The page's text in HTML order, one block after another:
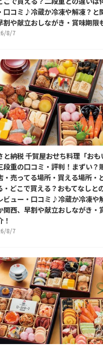
口コミ♪冷蔵か冷凍や解凍？と
割や献立おしながき・賞味期限
8/7
と納税 千賀屋おせち料理「おも
段重の口コミ・評判！まずい？
・売ってる場所・買える場所・
・どこで買える？おもてなしと
ビュー・口コミ♪冷蔵か冷凍や
関西、早割や献立おしながき・
8/7